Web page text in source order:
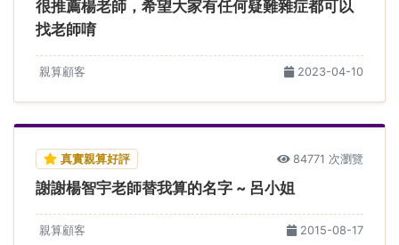
很推薦楊老師，希望大家有任何疑難雜症都可以
找老師唷
親算顧客 2023-04-10
真實親算好評 84771 次瀏覽
謝謝楊智宇老師替我算的名字 ~ 呂小姐
親算顧客 2015-08-17